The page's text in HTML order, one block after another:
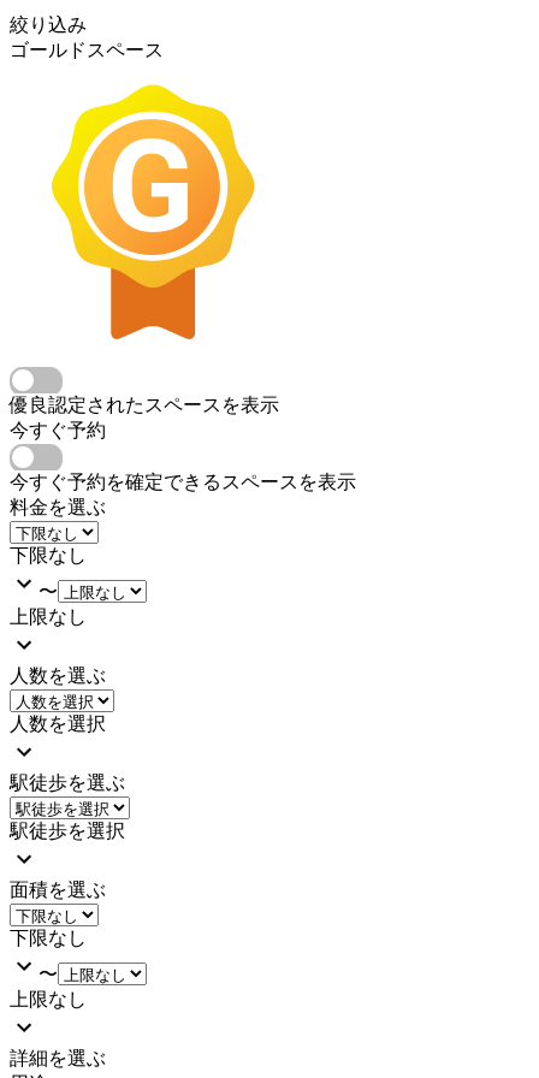
絞り込み
ゴールドスペース
優良認定されたスペースを表示
今すぐ予約
今すぐ予約を確定できるスペースを表示
料金を選ぶ
下限なし
〜
上限なし
人数を選ぶ
人数を選択
駅徒歩を選ぶ
駅徒歩を選択
面積を選ぶ
下限なし
〜
上限なし
詳細を選ぶ